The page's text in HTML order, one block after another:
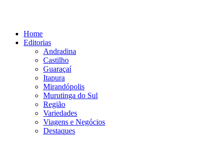
conteúdoHome
Editorias
Andradina
Castilho
Guaraçaí
Itapura
Mirandópolis
Murutinga do Sul
Região
Variedades
Viagens e Negócios
Destaques